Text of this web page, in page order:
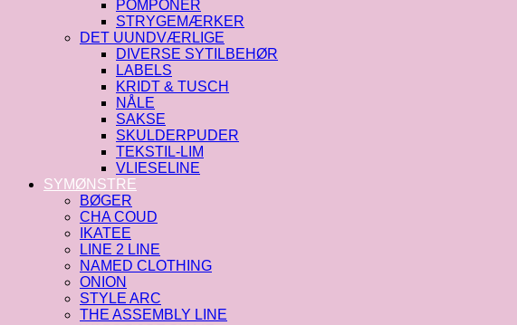
POMPONER
STRYGEMÆRKER
DET UUNDVÆRLIGE
DIVERSE SYTILBEHØR
LABELS
KRIDT & TUSCH
NÅLE
SAKSE
SKULDERPUDER
TEKSTIL-LIM
VLIESELINE
SYMØNSTRE
BØGER
CHA COUD
IKATEE
LINE 2 LINE
NAMED CLOTHING
ONION
STYLE ARC
THE ASSEMBLY LINE